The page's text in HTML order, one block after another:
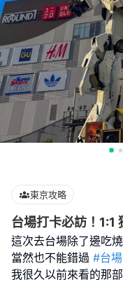
東京攻略
台場打卡必訪！1:1
這次去台場除了邊吃
當然也不能錯過 #台場
我很久以前來看的那